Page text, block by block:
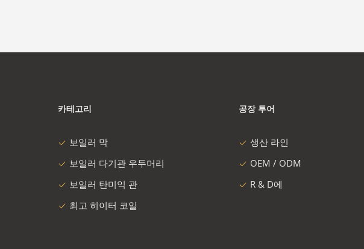
카테고리
보일러 막
보일러 다기관 우두머리
보일러 탄미익 관
최고 히이터 코일
공장 투어
생산 라인
OEM / ODM
R & D에